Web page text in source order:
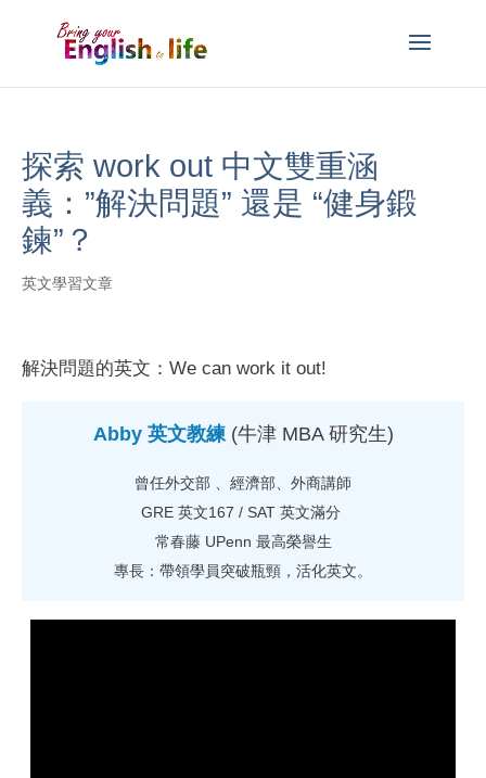
探索 work out 中文雙重涵
義：”解決問題” 還是 “健身鍛
鍊”？
英文學習文章
解決問題的英文：We can work it out!
Abby 英文教練 (牛津 MBA 研究生)
曾任外交部 、經濟部、外商講師
GRE 英文167 / SAT 英文滿分
常春藤 UPenn 最高榮譽生
專長：帶領學員突破瓶頸，活化英文。